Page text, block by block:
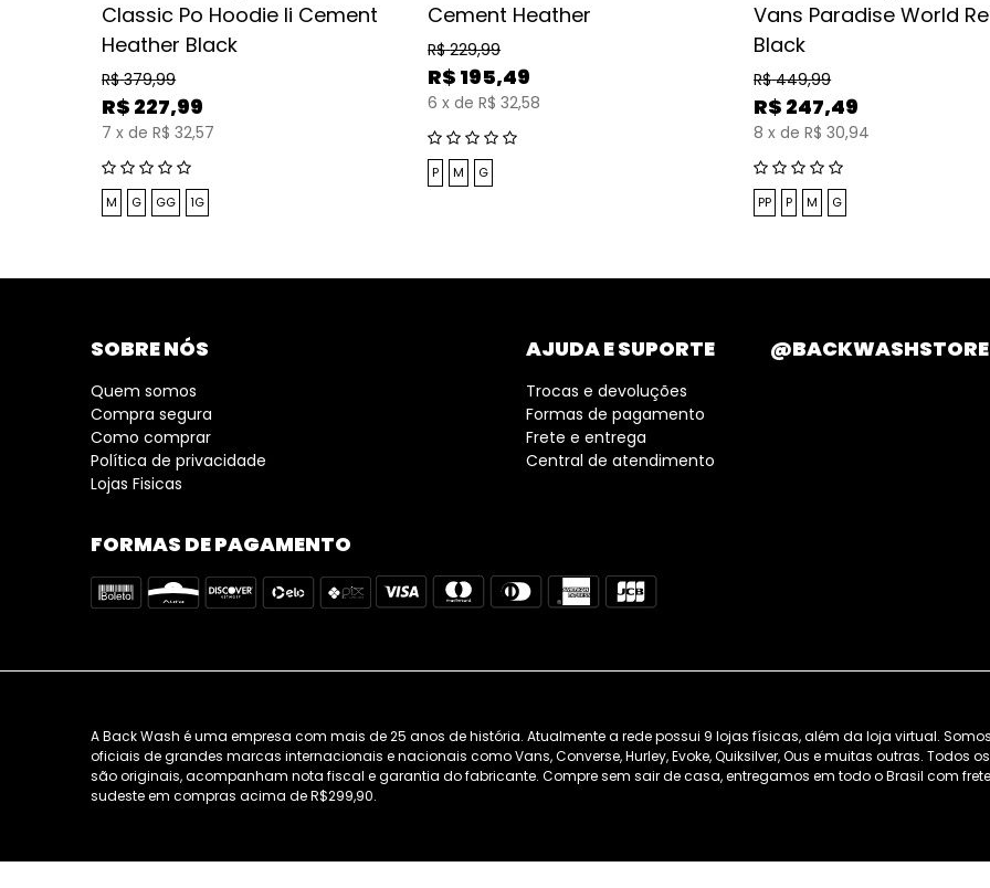
Classic Po Hoodie Ii Cement
Heather Black
R$ 379,99
R$ 227,99
7 x de R$ 32,57
M G GG 1G
Cement Heather
R$ 229,99
R$ 195,49
6 x de R$ 32,58
P M G
Vans Paradise World
Black
R$ 449,99
R$ 247,49
8 x de R$ 30,94
PP P M G
SOBRE NÓS
Quem somos
Compra segura
Como comprar
Política de privacidade
Lojas Fisicas
AJUDA E SUPORTE
Trocas e devoluções
Formas de pagamento
Frete e entrega
Central de atendimento
FORMAS DE PAGAMENTO
@BACKWASHSTORE
A Back Wash é uma empresa com mais de 25 anos de história. Atualmente a rede possui 9 lojas físicas, além da loja virtual.
oficiais de grandes marcas internacionais e nacionais como Vans, Converse, Hurley, Evoke, Quiksilver, Ous e muitas outras. Todos
são originais, acompanham nota fiscal e garantia do fabricante. Compre sem sair de casa, entregamos em todo o Brasil com
sudeste em compras acima de R$299,90.